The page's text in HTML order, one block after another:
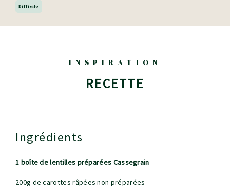
Difficile
INSPIRATION
RECETTE
Ingrédients
1 boîte de lentilles préparées Cassegrain
200g de carottes râpées non préparées